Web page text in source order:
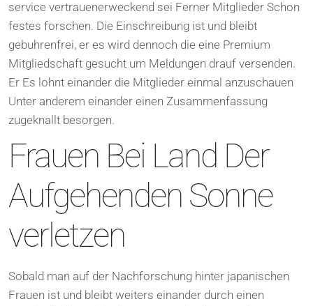
service vertrauenerweckend sei Ferner Mitglieder Schon
festes forschen. Die Einschreibung ist und bleibt
gebuhrenfrei, er es wird dennoch die eine Premium
Mitgliedschaft gesucht um Meldungen drauf versenden.
Er Es lohnt einander die Mitglieder einmal anzuschauen
Unter anderem einander einen Zusammenfassung
zugeknallt besorgen.
Frauen Bei Land Der
Aufgehenden Sonne
verletzen
Sobald man auf der Nachforschung hinter japanischen
Frauen ist und bleibt weiters einander durch einen